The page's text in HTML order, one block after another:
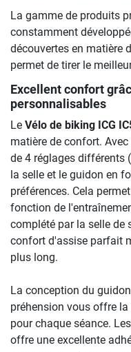
La gamme de produits
constamment
découvertes en matière
permet de tirer le
Excellent confort
personnalisables
Le Vélo de biking ICG
matière de confort.
de 4 réglages différents
la selle et le guidon en
préférences. Cela
fonction de
complété par la selle de
confort d'assise parfait
plus long.
La conception du
préhension vous offre
pour chaque séance.
offre une excellente